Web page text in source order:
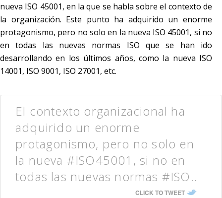
nueva ISO 45001, en la que se habla sobre el contexto de
la organización. Este punto ha adquirido un enorme
protagonismo, pero no solo en la nueva ISO 45001, si no
en todas las nuevas normas ISO que se han ido
desarrollando en los últimos años, como la nueva ISO
14001, ISO 9001, ISO 27001, etc.
El contexto organizacional ha
adquirido un enorme
protagonismo, pero no solo en
la nueva #ISO45001, si no en
todas las nuevas normas #ISO..
CLICK TO TWEET